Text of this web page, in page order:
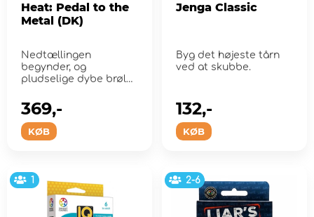
Heat: Pedal to the
Metal (DK)
Nedtællingen
begynder, og
pludselige dybe brøl
mens...
KØB
369,-
Jenga Classic
Byg det højeste tårn
ved at skubbe.
KØB
132,-
1 2-6